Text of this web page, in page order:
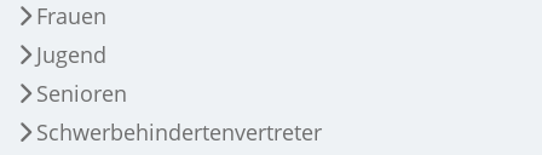
Frauen
Jugend
Senioren
Schwerbehindertenvertreter